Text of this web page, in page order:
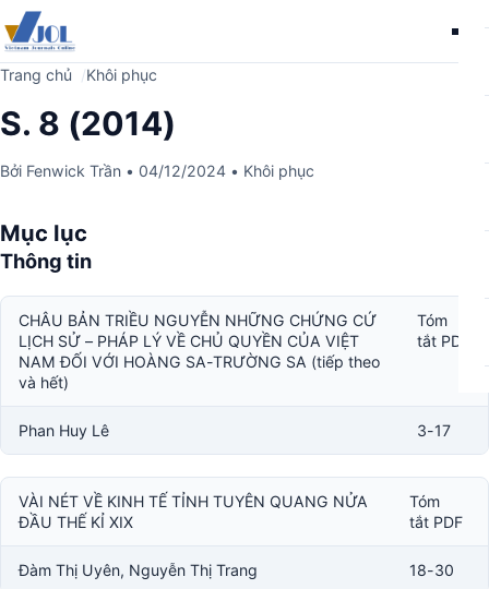
Trang chủ Khôi phục
S. 8 (2014)
Bởi Fenwick Trần • 04/12/2024 • Khôi phục
Mục lục
Thông tin
CHÂU BẢN TRIỀU NGUYỄN NHỮNG CHỨNG CỨ
LỊCH SỬ – PHÁP LÝ VỀ CHỦ QUYỀN CỦA VIỆT
NAM ĐỐI VỚI HOÀNG SA-TRƯỜNG SA (tiếp theo
và hết)
Tóm
tắt PDF
Phan Huy Lê 3-17
VÀI NÉT VỀ KINH TẾ TỈNH TUYÊN QUANG NỬA
ĐẦU THẾ KỈ XIX
Tóm
tắt PDF
Đàm Thị Uyên, Nguyễn Thị Trang 18-30